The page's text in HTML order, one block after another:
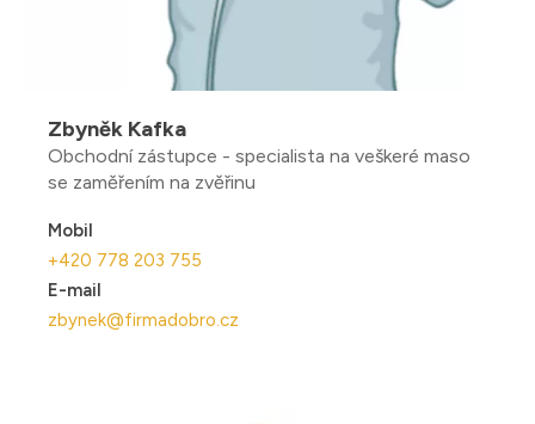
Zbyněk Kafka
Obchodní zástupce - specialista na veškeré maso
se zaměřením na zvěřinu
Mobil
+420 778 203 755
E-mail
zbynek@firmadobro.cz